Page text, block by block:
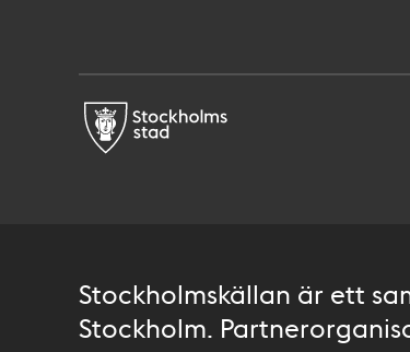
Stockholmskällan är ett
Stockholm.